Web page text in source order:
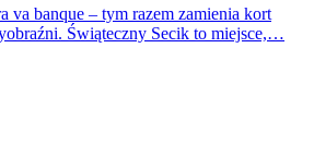
va banque – tym razem zamienia kort
Świąteczny Secik to miejsce,…